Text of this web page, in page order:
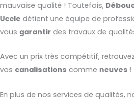
mauvaise qualité ! Toutefois,
Uccle détient une équipe de
vous garantir des travaux de
Avec un prix très compétitif,
vos canalisations comme neuves !
En plus de nos services de qualités,